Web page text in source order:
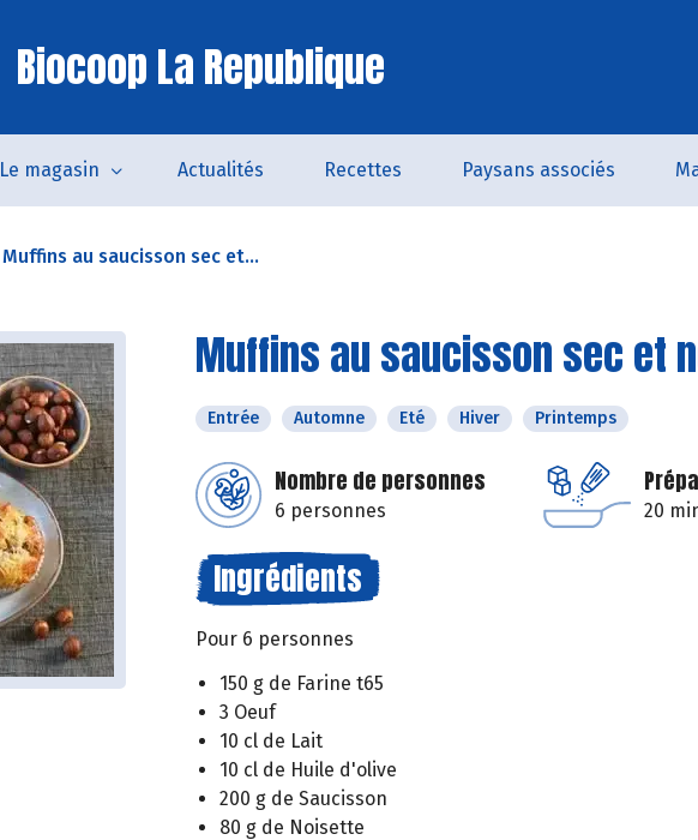
Biocoop La Republique
Le magasin Actualités Recettes Paysans associés
Muffins au saucisson sec et...
Muffins au saucisson sec et
Entrée Automne Eté Hiver Printemps
Nombre de personnes
6 personnes 20
Ingrédients
Pour 6 personnes
150 g de Farine t65
3 Oeuf
10 cl de Lait
10 cl de Huile d'olive
200 g de Saucisson
80 g de Noisette